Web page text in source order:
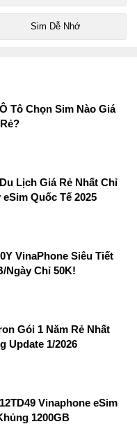
Sim Dễ Nhớ
Tô Chọn Sim Nào Giá
Lịch Giá Rẻ Nhất Chỉ
eSim Quốc Tế 2025
VinaPhone Siêu Tiết
Ngày Chỉ 50K!
Gói 1 Năm Rẻ Nhất
Update 1/2026
Vinaphone eSim
1200GB